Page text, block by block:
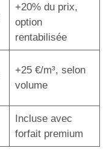
+20% du prix,
option
rentabilisée
+25 €/m³, selon
volume
Incluse avec
forfait premium